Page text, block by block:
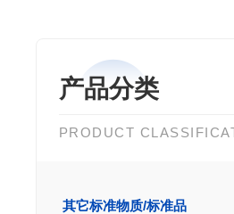
产品分类
PRODUCT
其它标准物质/标准品